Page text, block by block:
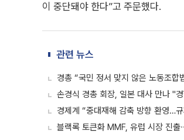
이 중단돼야 한다”고 주문했다.
관련 뉴스
경총 “국민 정서 맞지 않은 노동조합
손경식 경총 회장, 일본 대사 만나 "
경제계 “중대재해 감축 방향 환영…
블랙록 토큰화 MMF, 유럽 시장 진출